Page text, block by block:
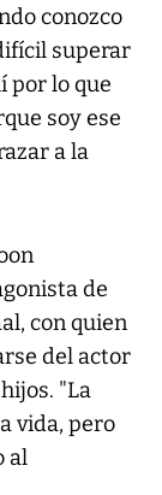
conozco
superar
por lo que
soy ese
a la
de
con quien
del actor
"La
vida, pero
al